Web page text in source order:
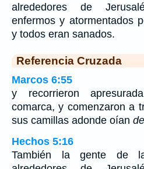
alrededores de
enfermos y atormentados
y todos eran sanados.
Referencia Cruzada
Marcos 6:55
y recorrieron
comarca, y comenzaron a
sus camillas adonde oían
Hechos 5:16
También la gente de